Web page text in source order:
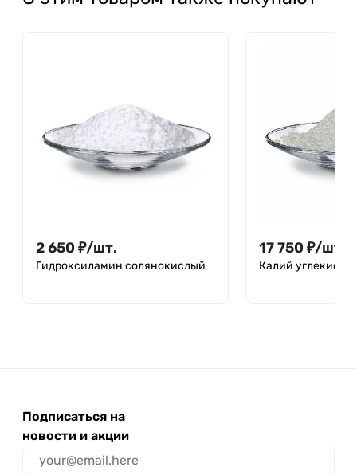
2 650 ₽/шт.
Гидроксиламин солянокислый
17 750 ₽/шт.
Калий
Подписаться на
новости и акции